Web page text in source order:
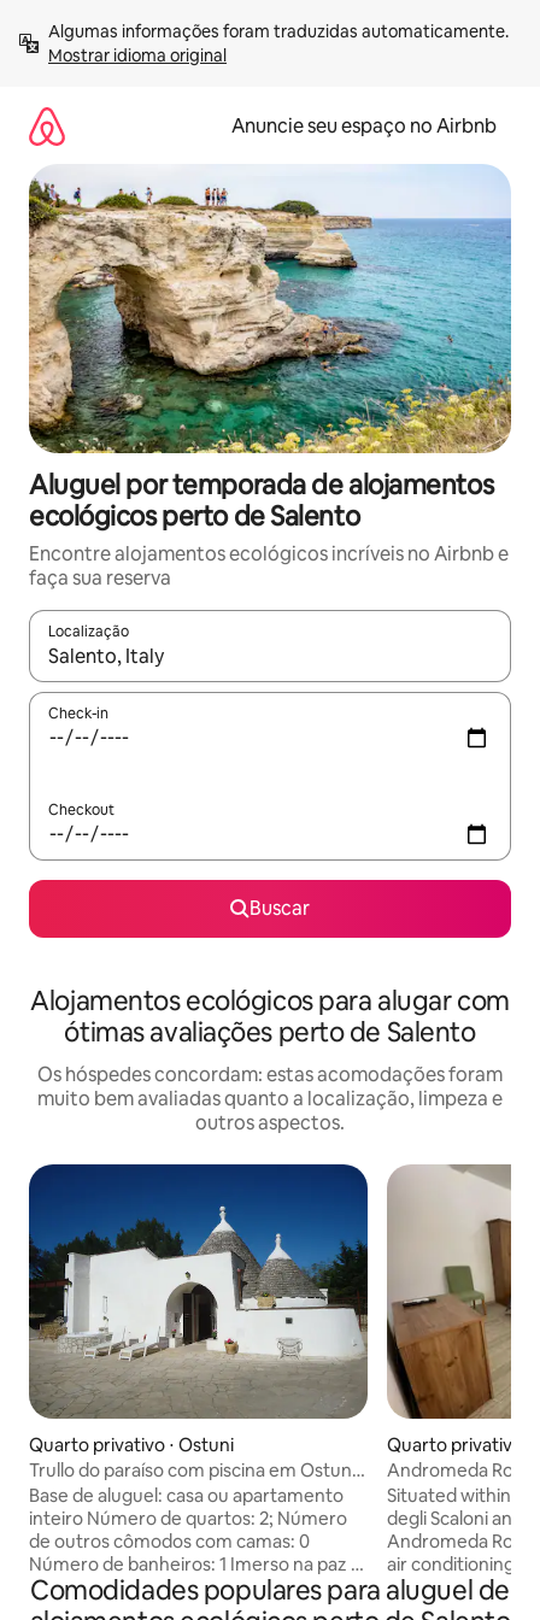
para
Mostrar idioma original
Anuncie seu espaço no Airbnb
Aluguel por temporada de alojamentos
ecológicos perto de Salento
Encontre alojamentos ecológicos incríveis no Airbnb e
faça sua reserva
Localização
Quando os resultados estiverem disponíveis, explore-os
Check-in
Checkout
Buscar
Alojamentos ecológicos para alugar com
ótimas avaliações perto de Salento
Os hóspedes concordam: estas acomodações foram
muito bem avaliadas quanto a localização, limpeza e
outros aspectos.
Quarto privativo ⋅ Ostuni
Trullo do paraíso com piscina em Ostuni,
Puglia
Base de aluguel: casa ou apartamento
inteiro Número de quartos: 2; Número
de outros cômodos com camas: 0
Número de banheiros: 1 Imerso na paz e
tranquilidade de uma propriedade
encantadora com mais de um hectare,
Quarto privativo
Andromeda
Situated within
degli Scaloni and
Andromeda
air conditioning
in Otranto.
house have
Comodidades populares para aluguel de